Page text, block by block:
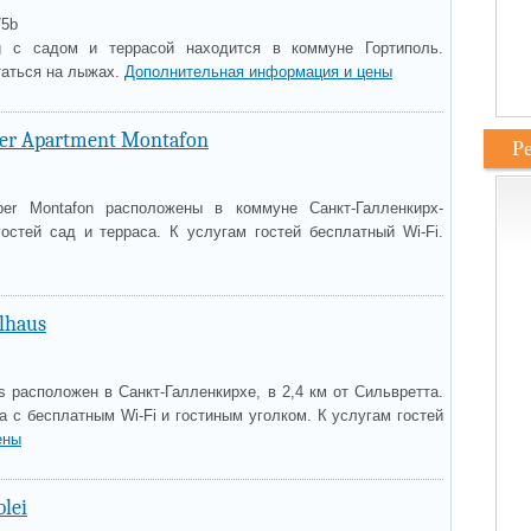
с садом и террасой находится в коммуне Гортиполь.
на лыжах. Дополнительная информация и цены
Apartment Montafon
Montafon расположены в коммуне Санкт-Галленкирх-
сад и терраса. К услугам гостей бесплатный Wi-Fi.
расположен в Санкт-Галленкирхе, в 2,4 км от Сильвретта.
с бесплатным Wi-Fi и гостиным уголком. К услугам гостей